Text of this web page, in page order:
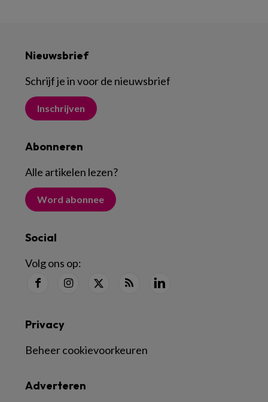
Nieuwsbrief
Schrijf je in voor de nieuwsbrief
Inschrijven
Abonneren
Alle artikelen lezen?
Word abonnee
Social
Volg ons op:
Adverteren
Privacy
Beheer cookievoorkeuren